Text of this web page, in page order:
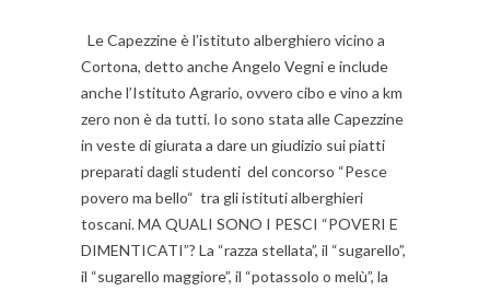
Le Capezzine è l’istituto alberghiero vicino a
Cortona, detto anche Angelo Vegni e include
anche l’Istituto Agrario, ovvero cibo e vino a km
zero non è da tutti. Io sono stata alle Capezzine
in veste di giurata a dare un giudizio sui piatti
preparati dagli studenti del concorso “Pesce
povero ma bello“ tra gli istituti alberghieri
toscani. MA QUALI SONO I PESCI “POVERI E
DIMENTICATI”? La “razza stellata”, il “sugarello”,
il “sugarello maggiore”, il “potassolo o melù”, la